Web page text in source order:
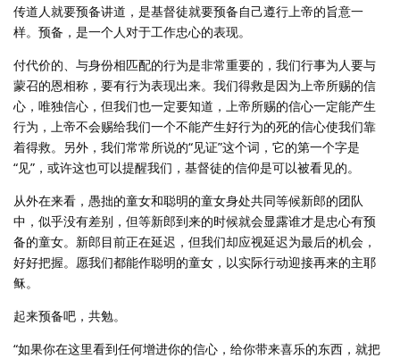
传道人就要预备讲道，是基督徒就要预备自己遵行上帝的旨意一
样。预备，是一个人对于工作忠心的表现。
付代价的、与身份相匹配的行为是非常重要的，我们行事为人要与
蒙召的恩相称，要有行为表现出来。我们得救是因为上帝所赐的信
心，唯独信心，但我们也一定要知道，上帝所赐的信心一定能产生
行为，上帝不会赐给我们一个不能产生好行为的死的信心使我们靠
着得救。另外，我们常常所说的“见证”这个词，它的第一个字是
“见”，或许这也可以提醒我们，基督徒的信仰是可以被看见的。
从外在来看，愚拙的童女和聪明的童女身处共同等候新郎的团队
中，似乎没有差别，但等新郎到来的时候就会显露谁才是忠心有预
备的童女。新郎目前正在延迟，但我们却应视延迟为最后的机会，
好好把握。愿我们都能作聪明的童女，以实际行动迎接再来的主耶
稣。
起来预备吧，共勉。
“如果你在这里看到任何增进你的信心，给你带来喜乐的东西，就把